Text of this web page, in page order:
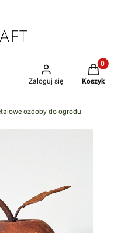
Zaloguj się Koszyk
ozdoby do ogrodu